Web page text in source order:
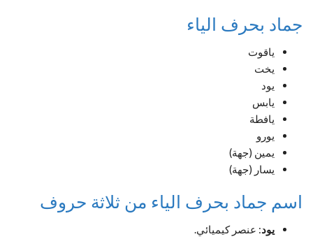
جماد بحرف الياء
ياقوت
يخت
يود
يابس
يافطة
يورو
يمين (جهة)
يسار (جهة)
اسم جماد بحرف الياء من ثلاثة حروف
يود: عنصر كيميائي.